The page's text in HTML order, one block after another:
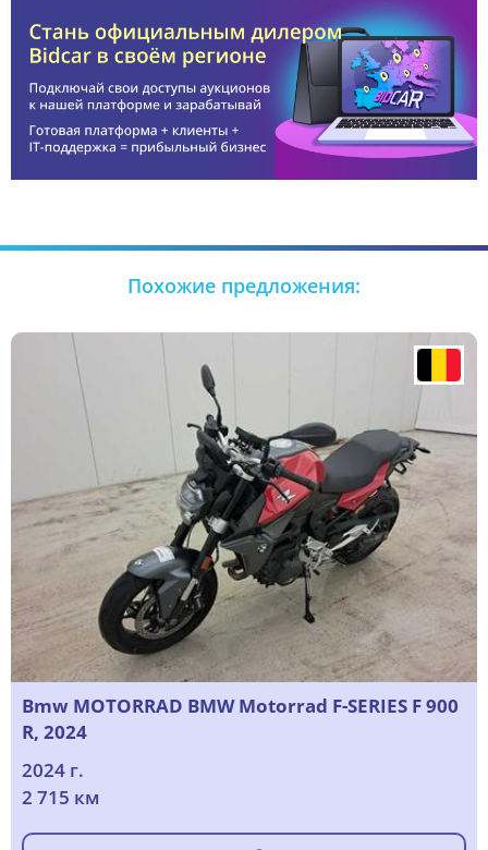
Похожие предложения:
Bmw MOTORRAD BMW Motorrad F-SERIES F 900
R, 2024
2024 г.
2 715 км